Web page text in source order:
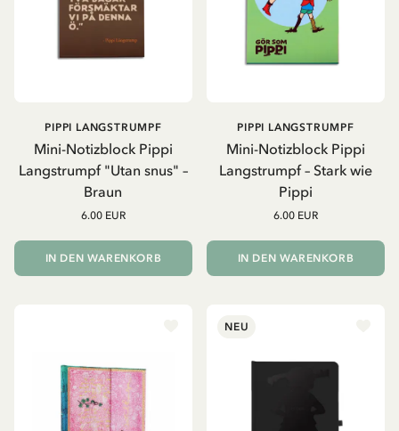
Mini-Notizblock Pippi
Langstrumpf "Utan snus" –
Braun
PIPPI LANGSTRUMPF
6.00 EUR
IN DEN WARENKORB
Mini-Notizblock Pippi
Langstrumpf – Stark wie
Pippi
PIPPI LANGSTRUMPF
6.00 EUR
IN DEN WARENKORB
NEU